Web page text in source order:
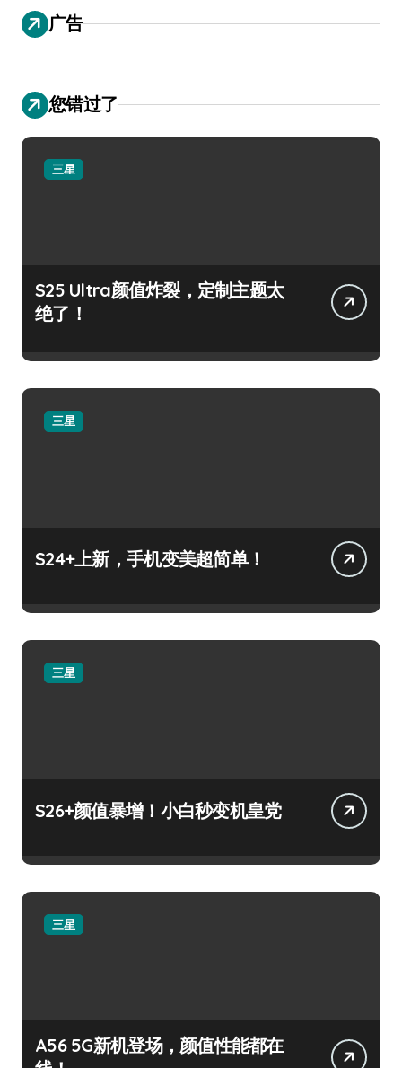
广告
您错过了
三星
S25 Ultra颜值炸裂，定制主题太
绝了！
三星
S24+上新，手机变美超简单！
三星
S26+颜值暴增！小白秒变机皇党
三星
A56 5G新机登场，颜值性能都在